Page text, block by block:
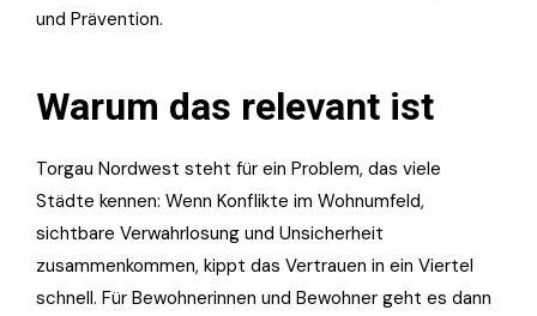
und Prävention.
Warum das relevant ist
Torgau Nordwest steht für ein Problem, das viele
Städte kennen: Wenn Konflikte im Wohnumfeld,
sichtbare Verwahrlosung und Unsicherheit
zusammenkommen, kippt das Vertrauen in ein Viertel
schnell. Für Bewohnerinnen und Bewohner geht es dann